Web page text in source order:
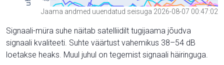
Jaama andmed uuendatud seisuga 2026-08-07 00:47:02
Signaali-müra suhe näitab satelliidilt tugijaama jõudva
signaali kvaliteeti. Suhte väärtust vahemikus 38–54 dB
loetakse heaks. Muul juhul on tegemist signaali häiringuga.